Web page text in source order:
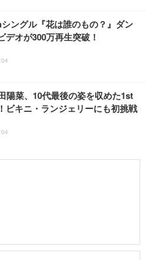
ングル『花は誰のもの？』ダン
デオが300万再生突破！
陽菜、10代最後の姿を収めた1st
ビキニ・ランジェリーにも初挑戦